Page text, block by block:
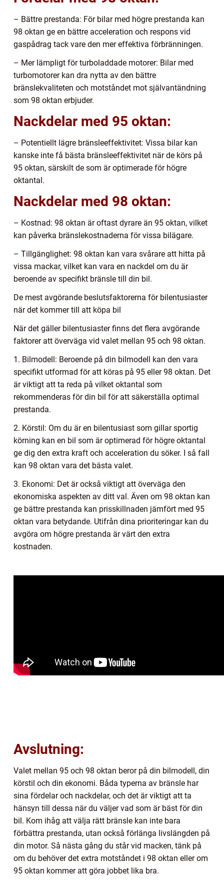
– Bättre prestanda: För bilar med högre prestanda kan
98 oktan ge en bättre acceleration och respons vid
gaspådrag tack vare den mer effektiva förbränningen.
– Mer lämpligt för turboladdade motorer: Bilar med
turbomotorer kan dra nytta av den bättre
bränslekvaliteten och motståndet mot självantändning
som 98 oktan erbjuder.
Nackdelar med 95 oktan:
– Potentiellt lägre bränsleeffektivitet: Vissa bilar kan
kanske inte få bästa bränsleeffektivitet när de körs på
95 oktan, särskilt de som är optimerade för högre
oktantal.
Nackdelar med 98 oktan:
– Kostnad: 98 oktan är oftast dyrare än 95 oktan, vilket
kan påverka bränslekostnaderna för vissa bilägare.
– Tillgänglighet: 98 oktan kan vara svårare att hitta på
vissa mackar, vilket kan vara en nackdel om du är
beroende av specifikt bränsle till din bil.
De mest avgörande beslutsfaktorerna för bilentusiaster
när det kommer till att köpa bil
När det gäller bilentusiaster finns det flera avgörande
faktorer att överväga vid valet mellan 95 och 98 oktan.
1. Bilmodell: Beroende på din bilmodell kan den vara
specifikt utformad för att köras på 95 eller 98 oktan. Det
är viktigt att ta reda på vilket oktantal som
rekommenderas för din bil för att säkerställa optimal
prestanda.
2. Körstil: Om du är en bilentusiast som gillar sportig
körning kan en bil som är optimerad för högre oktantal
ge dig den extra kraft och acceleration du söker. I så fall
kan 98 oktan vara det bästa valet.
3. Ekonomi: Det är också viktigt att överväga den
ekonomiska aspekten av ditt val. Även om 98 oktan kan
ge bättre prestanda kan prisskillnaden jämfört med 95
oktan vara betydande. Utifrån dina prioriteringar kan du
avgöra om högre prestanda är värt den extra
kostnaden.
Avslutning:
Valet mellan 95 och 98 oktan beror på din bilmodell, din
körstil och din ekonomi. Båda typerna av bränsle har
sina fördelar och nackdelar, och det är viktigt att ta
hänsyn till dessa när du väljer vad som är bäst för din
bil. Kom ihåg att välja rätt bränsle kan inte bara
förbättra prestanda, utan också förlänga livslängden på
din motor. Så nästa gång du står vid macken, tänk på
om du behöver det extra motståndet i 98 oktan eller om
95 oktan kommer att göra jobbet lika bra.